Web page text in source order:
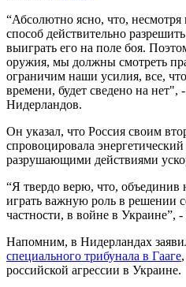
“Абсолютно ясно, что,
способ действительно
выиграть его на поле боя.
оружия, мы должны смотреть
ограничим наши усилия, все,
времени, будет сведено на
Нидерландов.
Он указал, что Россия своим
спровоцировала
разрушающими действиями
“Я твердо верю, что,
играть важную роль в решении
частности, в войне в Украине”,
Напомним, в Нидерландах
специального трибунала в Гааге
российской агрессии в Украине.